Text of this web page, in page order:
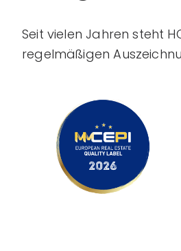
Seit vielen Jahren steht
regelmäßigen